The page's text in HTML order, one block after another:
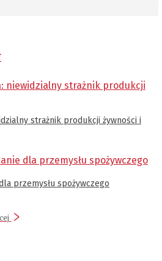
strażnik produkcji żywności i
przemysłu spożywczego